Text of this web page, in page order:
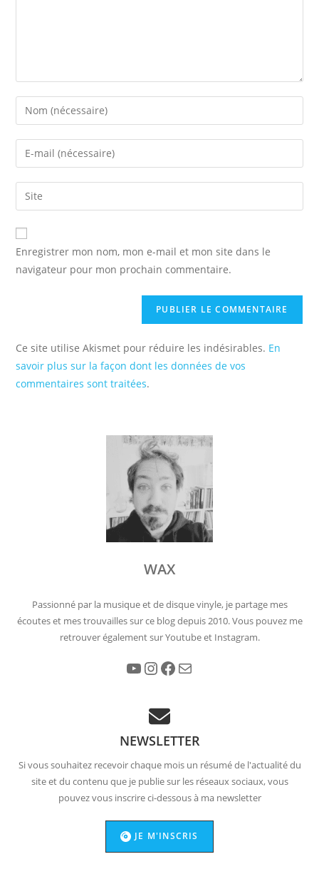
Enter
your
name
comment
Enter
your
email
address
comment
Saisir
l’URL
de
votre
(facultatif)
Enregistrer mon nom, mon e-mail et mon site dans le
navigateur pour mon prochain commentaire.
Ce site utilise Akismet pour réduire les indésirables. En
savoir plus sur la façon dont les données de vos
commentaires sont traitées.
WAX
Passionné par la musique et de disque vinyle, je partage mes
écoutes et mes trouvailles sur ce blog depuis 2010. Vous pouvez me
retrouver également sur Youtube et Instagram.
YouTube Instagram Facebook
NEWSLETTER
Si vous souhaitez recevoir chaque mois un résumé de l'actualité du
site et du contenu que je publie sur les réseaux sociaux, vous
pouvez vous inscrire ci-dessous à ma newsletter
JE M'INSCRIS